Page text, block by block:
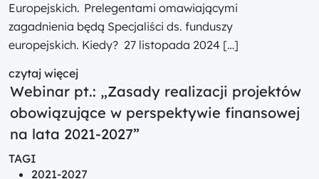
Europejskich. Prelegentami omawiającymi
zagadnienia będą Specjaliści ds. funduszy
europejskich. Kiedy? 27 listopada 2024 […]
czytaj więcej
Webinar pt.: „Zasady realizacji projektów
obowiązujące w perspektywie finansowej
na lata 2021-2027”
TAGI
2021-2027